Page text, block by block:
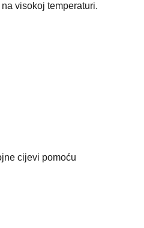
visokoj temperaturi.
cijevi pomoću